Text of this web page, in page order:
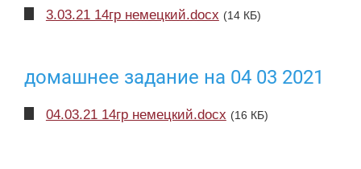
3.03.21 14гр немецкий.docx (14 КБ)
домашнее задание на 04 03 2021
04.03.21 14гр немецкий.docx (16 КБ)